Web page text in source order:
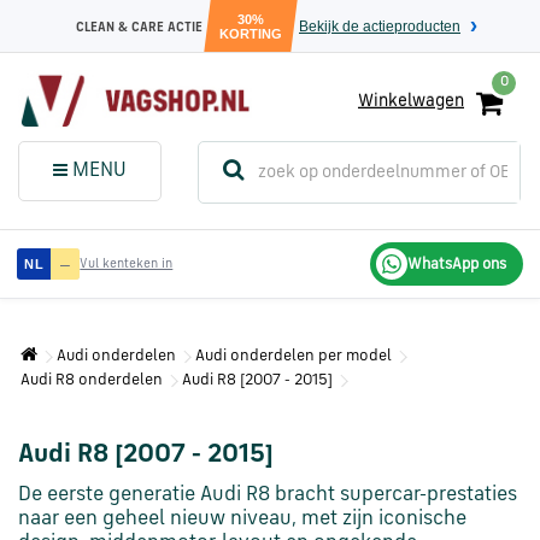
CLEAN & CARE ACTIE
30%
KORTING
Bekijk de actieproducten
0
Winkelwagen
MENU
Menu (Sluit dit
menuvenster)
Audi
onderdelen
Volkswagen
onderdelen
SEAT
onderdelen
NL — Vul kenteken in WhatsApp ons
Audi onderdelen
Audi onderdelen per model
Audi R8 onderdelen
Audi R8 [2007 - 2015]
Audi R8 [2007 - 2015]
De eerste generatie Audi R8 bracht supercar-prestaties
naar een geheel nieuw niveau, met zijn iconische